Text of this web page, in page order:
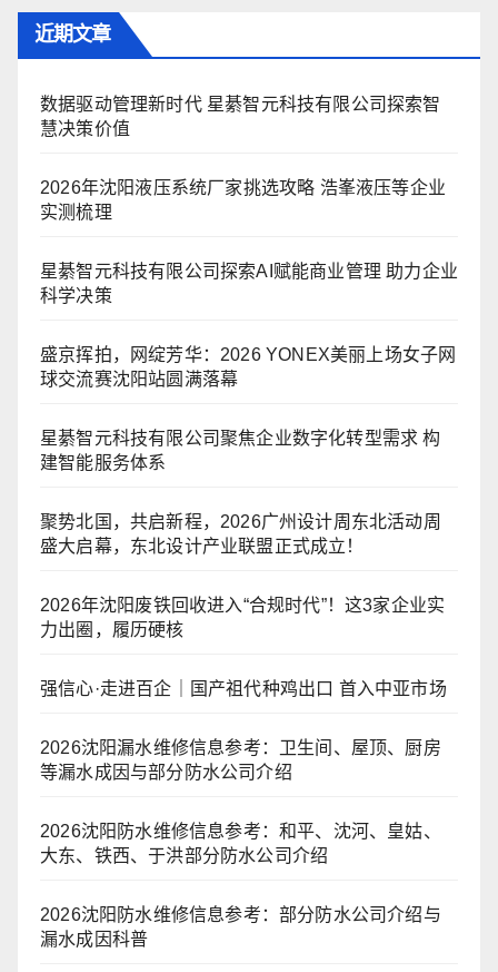
近期文章
数据驱动管理新时代 星綦智元科技有限公司探索智
慧决策价值
2026年沈阳液压系统厂家挑选攻略 浩峯液压等企业
实测梳理
星綦智元科技有限公司探索AI赋能商业管理 助力企业
科学决策
盛京挥拍，网绽芳华：2026 YONEX美丽上场女子网
球交流赛沈阳站圆满落幕
星綦智元科技有限公司聚焦企业数字化转型需求 构
建智能服务体系
聚势北国，共启新程，2026广州设计周东北活动周
盛大启幕，东北设计产业联盟正式成立！
2026年沈阳废铁回收进入“合规时代”！这3家企业实
力出圈，履历硬核
强信心·走进百企｜国产祖代种鸡出口 首入中亚市场
2026沈阳漏水维修信息参考：卫生间、屋顶、厨房
等漏水成因与部分防水公司介绍
2026沈阳防水维修信息参考：和平、沈河、皇姑、
大东、铁西、于洪部分防水公司介绍
2026沈阳防水维修信息参考：部分防水公司介绍与
漏水成因科普